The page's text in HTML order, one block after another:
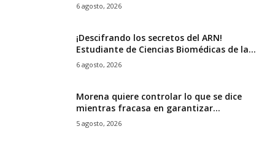
6 agosto, 2026
¡Descifrando los secretos del ARN!
Estudiante de Ciencias Biomédicas de la...
6 agosto, 2026
Morena quiere controlar lo que se dice
mientras fracasa en garantizar...
5 agosto, 2026